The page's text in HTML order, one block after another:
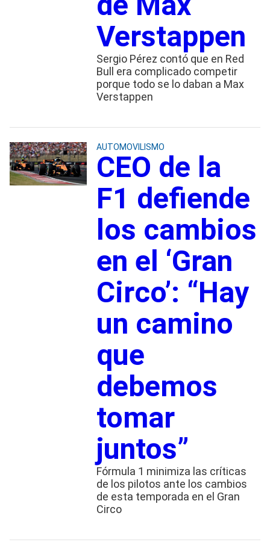
Verstappen
Sergio Pérez contó que en Red
Bull era complicado competir
porque todo se lo daban a Max
Verstappen
AUTOMOVILISMO
CEO de la
F1 defiende
los cambios
en el ‘Gran
Circo’: “Hay
un camino
que
debemos
tomar
juntos”
Fórmula 1 minimiza las críticas
de los pilotos ante los cambios
de esta temporada en el Gran
Circo